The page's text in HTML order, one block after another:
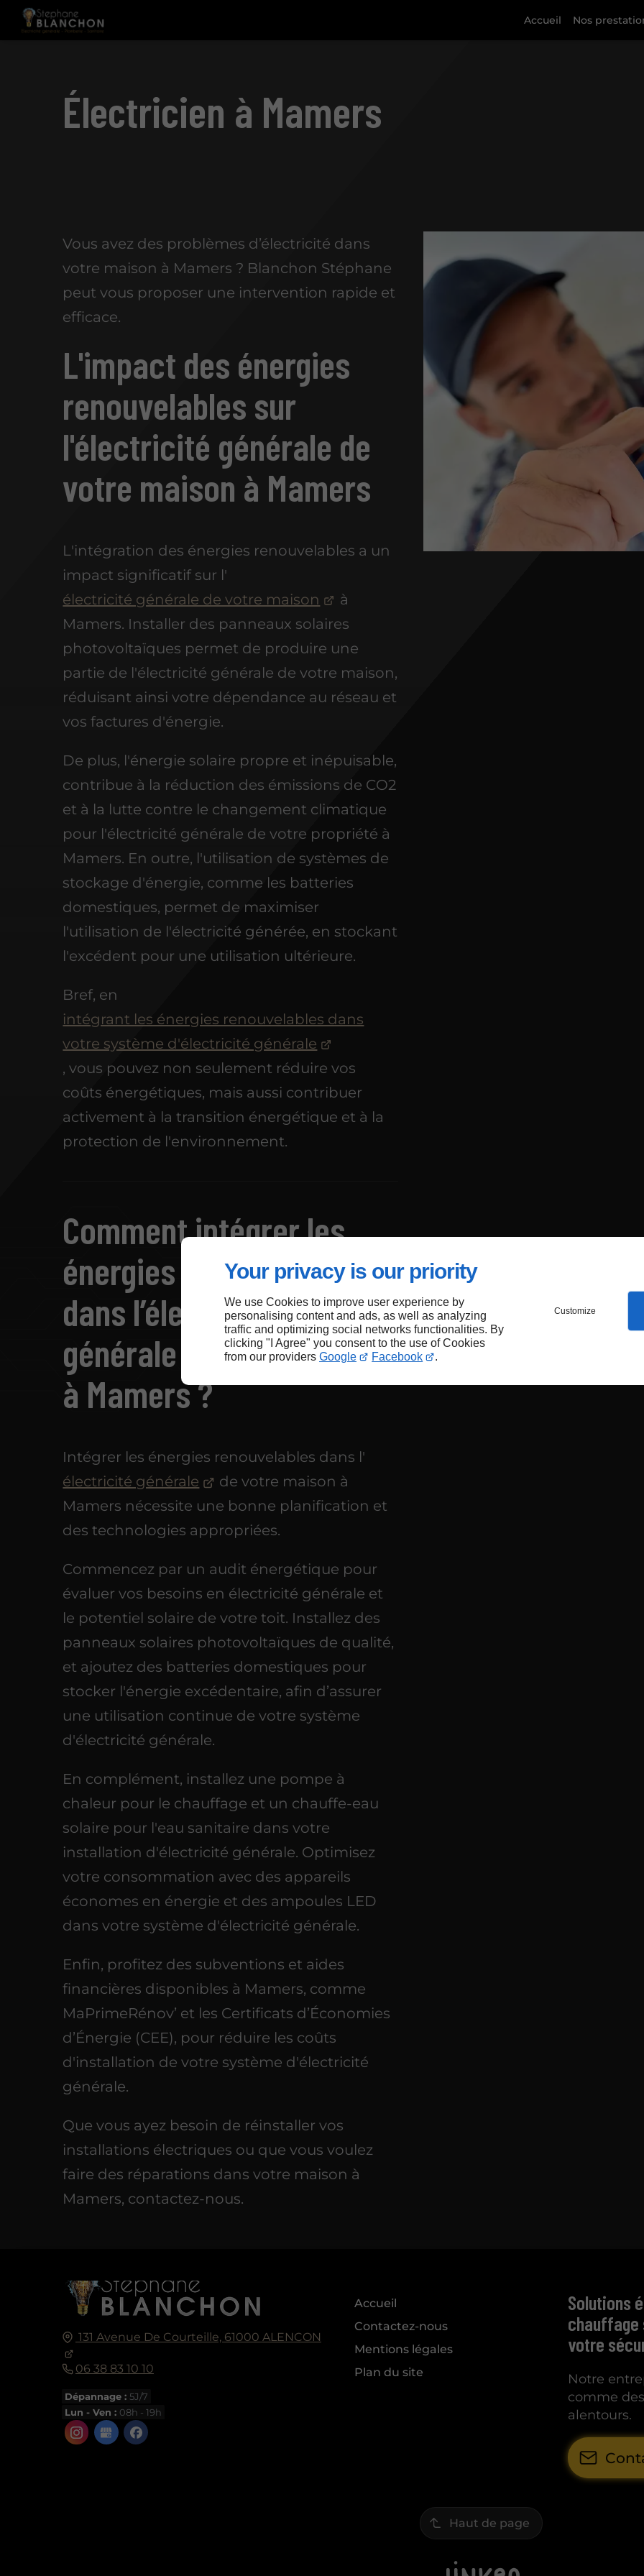
Your privacy is our priority
We use Cookies to improve user experience by
personalising content and ads, as well as analyzing
traffic and optimizing social networks functionalities. By
clicking "I Agree" you consent to the use of Cookies
from our providers Google Facebook .
Customize
Accueil Nos
Électricien à Mamers
Vous avez des problèmes d’électricité dans
votre maison à Mamers ? Blanchon Stéphane
peut vous proposer une intervention rapide et
efficace.
L'impact des énergies
renouvelables sur
l'électricité générale de
votre maison à Mamers
L'intégration des énergies renouvelables a un
impact significatif sur l'
électricité générale de votre maison
à
Mamers. Installer des panneaux solaires
photovoltaïques permet de produire une
partie de l'électricité générale de votre maison,
réduisant ainsi votre dépendance au réseau et
vos factures d'énergie.
De plus, l'énergie solaire propre et inépuisable,
contribue à la réduction des émissions de CO2
et à la lutte contre le changement climatique
pour l'électricité générale de votre propriété à
Mamers. En outre, l'utilisation de systèmes de
stockage d'énergie, comme les batteries
domestiques, permet de maximiser
l'utilisation de l'électricité générée, en stockant
l'excédent pour une utilisation ultérieure.
Bref, en
intégrant les énergies renouvelables dans
votre système d'électricité générale
, vous pouvez non seulement réduire vos
coûts énergétiques, mais aussi contribuer
activement à la transition énergétique et à la
protection de l'environnement.
Comment intégrer les
énergies renouvelables
dans l’électricité
générale de votre maison
à Mamers ?
Intégrer les énergies renouvelables dans l'
électricité générale
de votre maison à
Mamers nécessite une bonne planification et
des technologies appropriées.
Commencez par un audit énergétique pour
évaluer vos besoins en électricité générale et
le potentiel solaire de votre toit. Installez des
panneaux solaires photovoltaïques de qualité,
et ajoutez des batteries domestiques pour
stocker l'énergie excédentaire, afin d’assurer
une utilisation continue de votre système
d'électricité générale.
En complément, installez une pompe à
chaleur pour le chauffage et un chauffe-eau
solaire pour l'eau sanitaire dans votre
installation d'électricité générale. Optimisez
votre consommation avec des appareils
économes en énergie et des ampoules LED
dans votre système d'électricité générale.
Enfin, profitez des subventions et aides
financières disponibles à Mamers, comme
MaPrimeRénov’ et les Certificats d’Économies
d’Énergie (CEE), pour réduire les coûts
d'installation de votre système d'électricité
générale.
Que vous ayez besoin de réinstaller vos
installations électriques ou que vous voulez
faire des réparations dans votre maison à
Mamers, contactez-nous.
131 Avenue De Courteille, 61000 ALENCON
06 38 83 10 10
Dépannage : 5J/7
Lun - Ven : 08h - 19h
Accueil
Contactez-nous
Mentions légales
Plan du site
Solutions
chauffage
votre
Notre
comme
alentours.
Haut de page